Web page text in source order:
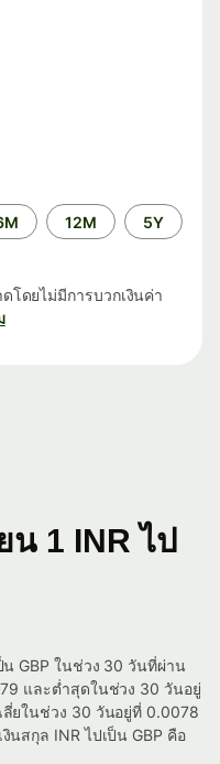
12M 5Y
โดยไม่มีการบวกเงินค่า
น 1 INR ไป
น GBP ในช่วง 30 วันที่ผ่าน
และต่ำสุดในช่วง 30 วันอยู่
ยในช่วง 30 วันอยู่ที่ 0.0078
นสกุล INR ไปเป็น GBP คือ